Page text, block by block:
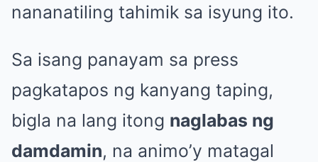
nananatiling tahimik sa isyung ito.
Sa isang panayam sa press
pagkatapos ng kanyang taping,
bigla na lang itong naglabas ng
damdamin, na animo’y matagal